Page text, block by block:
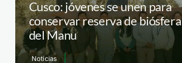
Cusco: jóvenes se unen para
conservar reserva de biósfera
del Manu
Noticias